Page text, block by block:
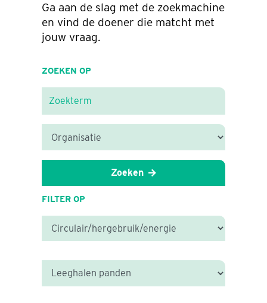
Ga aan de slag met de zoekmachine
en vind de doener die matcht met
jouw vraag.
ZOEKEN OP
Zoeken
FILTER OP